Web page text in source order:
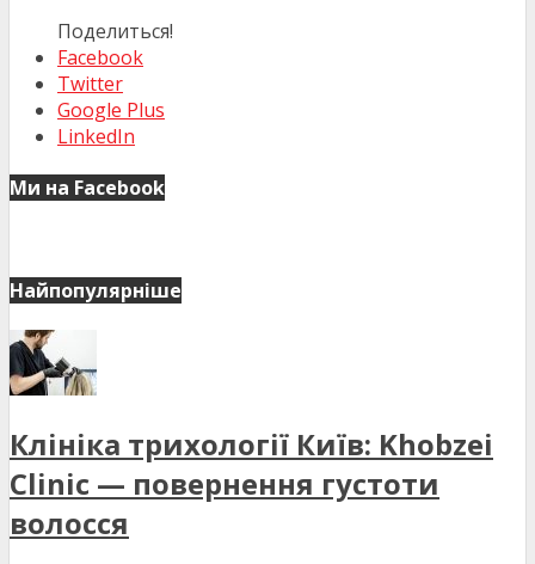
Поделиться!
Facebook
Twitter
Google Plus
LinkedIn
Ми на Facebook
Найпопулярніше
Клініка трихології Київ: Khobzei
Clinic — повернення густоти
волосся